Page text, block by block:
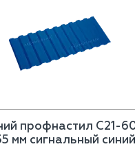
профнастил С21-
мм сигнальный синий